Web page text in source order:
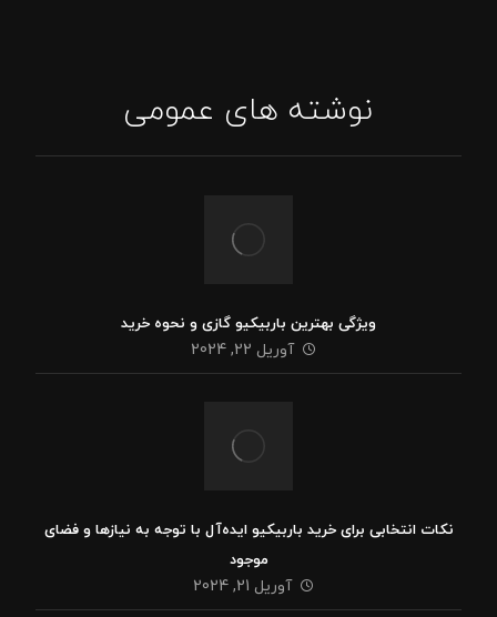
نوشته های عمومی
ویژگی بهترین باربیکیو گازی و نحوه خرید
آوریل 22, 2024
نکات انتخابی برای خرید باربیکیو ایده‌آل با توجه به نیازها و فضای
موجود
آوریل 21, 2024